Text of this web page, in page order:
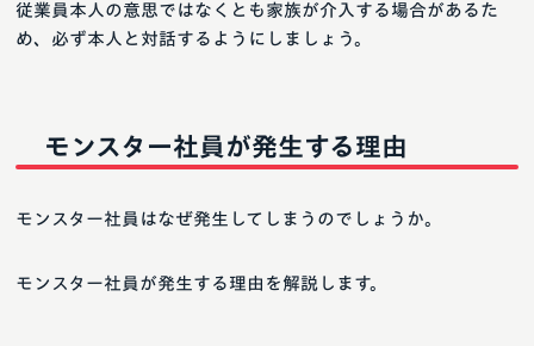
従業員本人の意思ではなくとも家族が介入する場合があるた
め、必ず本人と対話するようにしましょう。
モンスター社員が発生する理由
モンスター社員はなぜ発生してしまうのでしょうか。
モンスター社員が発生する理由を解説します。